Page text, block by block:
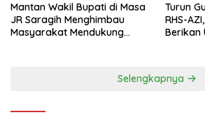
Mantan Wakil Bupati di Masa
JR Saragih Menghimbau
Masyarakat Mendukung
Turun
RHS-
Berikan
Selengkapnya